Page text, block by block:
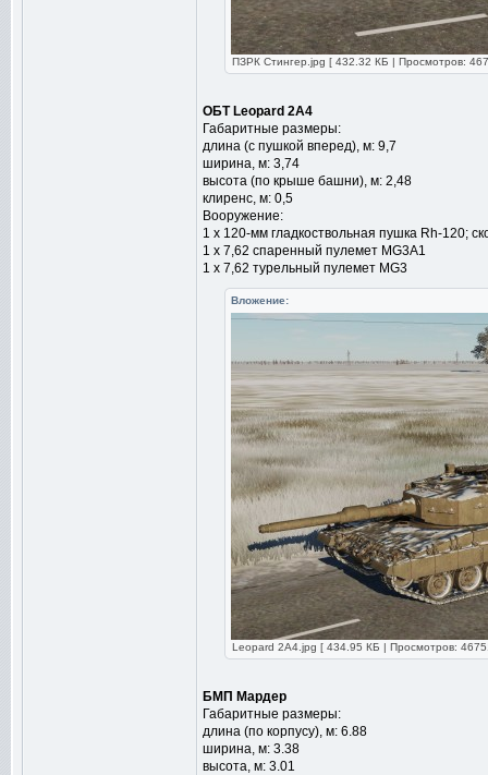
ПЗРК Стингер.jpg [ 432.32 КБ | Просмотров:
ОБТ Leopard 2A4
Габаритные размеры:
длина (с пушкой вперед), м: 9,7
ширина, м: 3,74
высота (по крыше башни), м: 2,48
клиренс, м: 0,5
Вооружение:
1 х 120-мм гладкоствольная пушка Rh-120;
1 х 7,62 спаренный пулемет MG3A1
1 х 7,62 турельный пулемет MG3
Вложение:
Leopard 2A4.jpg [ 434.95 КБ | Просмотров:
БМП Мардер
Габаритные размеры:
длина (по корпусу), м: 6.88
ширина, м: 3.38
высота, м: 3.01